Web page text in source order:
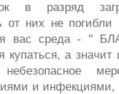
в разряд
от них не
вас среда - "
купаться, а
и инфекциями,